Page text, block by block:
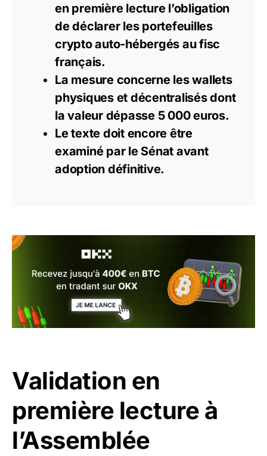
en première lecture l’obligation
de déclarer les portefeuilles
crypto auto-hébergés au fisc
français.
La mesure concerne les wallets
physiques et décentralisés dont
la valeur dépasse 5 000 euros.
Le texte doit encore être
examiné par le Sénat avant
adoption définitive.
Validation en
première lecture à
l’Assemblée